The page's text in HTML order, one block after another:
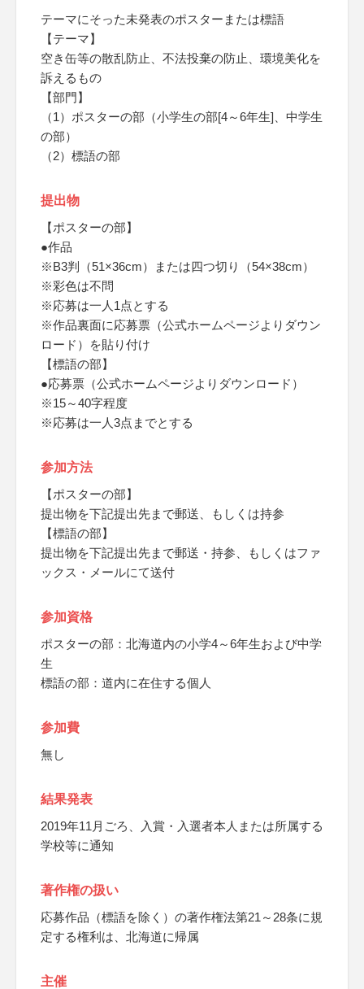
テーマにそった未発表のポスターまたは標語
【テーマ】
空き缶等の散乱防止、不法投棄の防止、環境美化を
訴えるもの
【部門】
（1）ポスターの部（小学生の部[4～6年生]、中学生
の部）
（2）標語の部
提出物
【ポスターの部】
●作品
※B3判（51×36cm）または四つ切り（54×38cm）
※彩色は不問
※応募は一人1点とする
※作品裏面に応募票（公式ホームページよりダウン
ロード）を貼り付け
【標語の部】
●応募票（公式ホームページよりダウンロード）
※15～40字程度
※応募は一人3点までとする
参加方法
【ポスターの部】
提出物を下記提出先まで郵送、もしくは持参
【標語の部】
提出物を下記提出先まで郵送・持参、もしくはファ
ックス・メールにて送付
参加資格
ポスターの部：北海道内の小学4～6年生および中学
生
標語の部：道内に在住する個人
参加費
無し
結果発表
2019年11月ごろ、入賞・入選者本人または所属する
学校等に通知
著作権の扱い
応募作品（標語を除く）の著作権法第21～28条に規
定する権利は、北海道に帰属
主催